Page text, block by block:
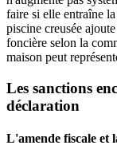
faire si elle entraîne
piscine creusée
foncière selon la
maison peut
Les sanctions
déclaration
L'amende fiscale et